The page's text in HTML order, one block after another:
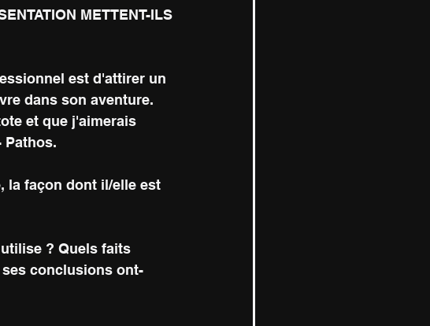
METTENT-ILS
est d'attirer un
dans son aventure.
et que j'aimerais
Pathos.
la façon dont il/elle est
? Quels faits
conclusions ont-